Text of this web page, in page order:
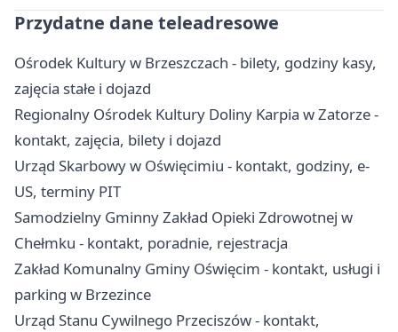
Przydatne dane teleadresowe
Ośrodek Kultury w Brzeszczach - bilety, godziny kasy,
zajęcia stałe i dojazd
Regionalny Ośrodek Kultury Doliny Karpia w Zatorze -
kontakt, zajęcia, bilety i dojazd
Urząd Skarbowy w Oświęcimiu - kontakt, godziny, e-
US, terminy PIT
Samodzielny Gminny Zakład Opieki Zdrowotnej w
Chełmku - kontakt, poradnie, rejestracja
Zakład Komunalny Gminy Oświęcim - kontakt, usługi i
parking w Brzezince
Urząd Stanu Cywilnego Przeciszów - kontakt,